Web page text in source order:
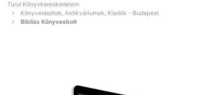
Turul Könyvkereskedelem
Könyvesboltok, Antikváriumok, Kiadók - Budapest
Bibliás Könyvesbolt